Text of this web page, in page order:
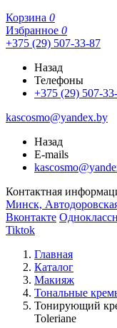
Корзина 0
Избранное 0
+375 (29) 507-33-87
Назад
Телефоны
+375 (29) 507-
kascosmo@yandex.by
Назад
E-mails
Контактная
Минск,
Вконтакте
Tiktok
Главная
Каталог
Макияж
Тональные
Тонирующий
Toleriane